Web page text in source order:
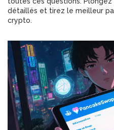
détaillés et tirez le meilleur
crypto.